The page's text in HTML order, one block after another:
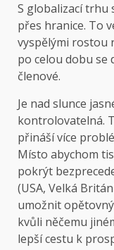
S globalizací trhu
přes hranice. To
vyspělými rostou
po celou dobu se
členové.
Je nad slunce
kontrolovatelná.
přináší více
Místo abychom
pokrýt
(USA, Velká
umožnit
kvůli něčemu
lepší cestu k